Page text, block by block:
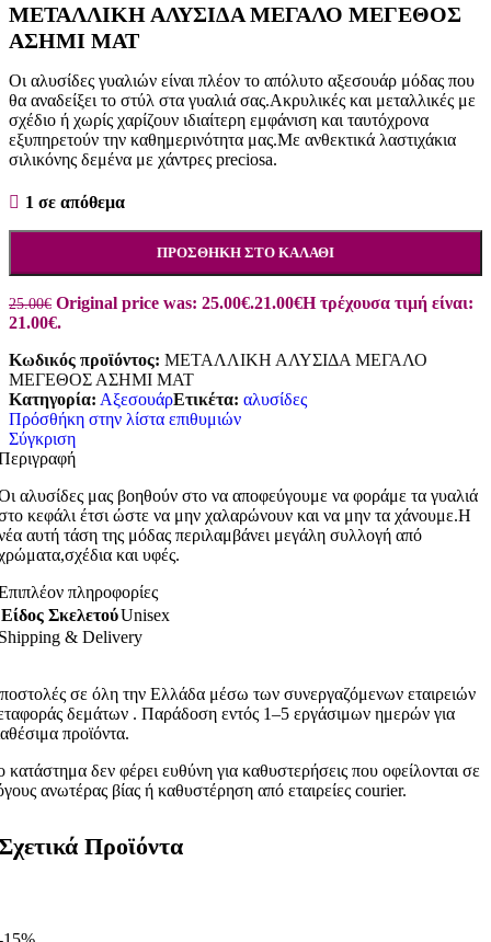
ΜΕΤΑΛΛΙΚΗ ΑΛΥΣΙΔΑ ΜΕΓΑΛΟ ΜΕΓΕΘΟΣ
ΑΣΗΜΙ ΜΑΤ
Οι αλυσίδες γυαλιών είναι πλέον το απόλυτο αξεσουάρ μόδας που
θα αναδείξει το στύλ στα γυαλιά σας.Ακρυλικές και μεταλλικές με
σχέδιο ή χωρίς χαρίζουν ιδιαίτερη εμφάνιση και ταυτόχρονα
εξυπηρετούν την καθημερινότητα μας.Με ανθεκτικά λαστιχάκια
σιλικόνης δεμένα με χάντρες preciosa.
1 σε απόθεμα
ΠΡΟΣΘΉΚΗ ΣΤΟ ΚΑΛΆΘΙ
25.00€ Original price was: 25.00€.21.00€Η τρέχουσα τιμή είναι:
21.00€.
Κωδικός προϊόντος: ΜΕΤΑΛΛΙΚΗ ΑΛΥΣΙΔΑ ΜΕΓΑΛΟ
ΜΕΓΕΘΟΣ ΑΣΗΜΙ ΜΑΤ
Κατηγορία: ΑξεσουάρΕτικέτα: αλυσίδες
Πρόσθήκη στην λίστα επιθυμιών
Σύγκριση
αλυσίδες μας βοηθούν στο να αποφεύγουμε να φοράμε τα γυαλιά
κεφάλι έτσι ώστε να μην χαλαρώνουν και να μην τα χάνουμε.Η
αυτή τάση της μόδας περιλαμβάνει μεγάλη συλλογή από
και υφές.
πληροφορίες
Είδος ΣκελετούUnisex
& Delivery
σε όλη την Ελλάδα μέσω των συνεργαζόμενων εταιρειών
δεμάτων . Παράδοση εντός 1–5 εργάσιμων ημερών για
προϊόντα.
κατάστημα δεν φέρει ευθύνη για καθυστερήσεις που οφείλονται σε
ανωτέρας βίας ή καθυστέρηση από εταιρείες courier.
Προϊόντα